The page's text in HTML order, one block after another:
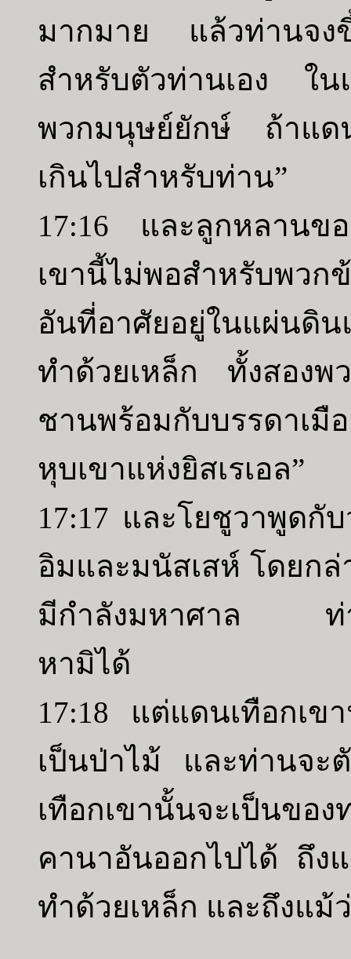
มากมาย แล้วท่านจง
สำหรับตัวท่านเอง ใน
พวกมนุษย์ยักษ์ ถ้าแดน
เกินไปสำหรับท่าน”
17:16 และลูกหลานข
เขานี้ไม่พอสำหรับพว
อันที่อาศัยอยู่ในแผ่นดิน
ทำด้วยเหล็ก ทั้งสองพ
ชานพร้อมกับบรรดาเ
หุบเขาแห่งยิสเรเอล”
17:17 และโยชูวาพูดกั
อิมและมนัสเสห์ โดยก
มีกำลังมหาศาล ท่า
หามิได้
17:18 แต่แดนเทือกเข
เป็นป่าไม้ และท่านจะ
เทือกเขานั้นจะเป็นขอ
คานาอันออกไปได้ ถึง
ทำด้วยเหล็ก และถึงแม้